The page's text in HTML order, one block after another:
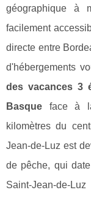
géographique à
facilement
directe entre
d'hébergements
des vacances 3
Basque face à
kilomètres du
Jean-de-Luz est
de pêche, qui
Saint-Jean-de-